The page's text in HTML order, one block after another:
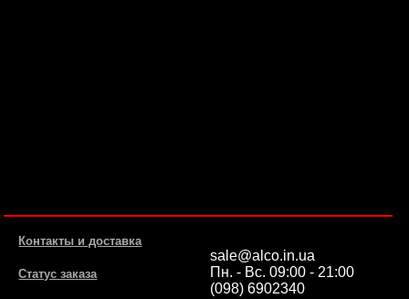
Контакты и доставка
Статус заказа
sale@alco.in.ua
Пн. - Вс. 09:00 - 21:00
(098) 6902340